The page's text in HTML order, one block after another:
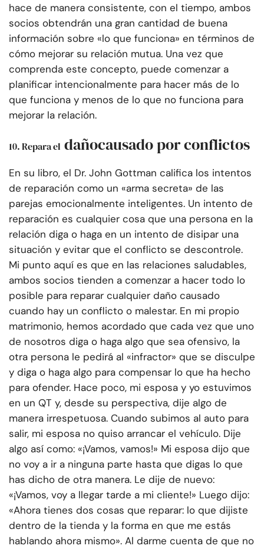
hace de manera consistente, con el tiempo, ambos
socios obtendrán una gran cantidad de buena
información sobre «lo que funciona» en términos de
cómo mejorar su relación mutua. Una vez que
comprenda este concepto, puede comenzar a
planificar intencionalmente para hacer más de lo
que funciona y menos de lo que no funciona para
mejorar la relación.
10. Repara el dañocausado porconflictos
En su libro, el Dr. John Gottman califica los intentos
de reparación como un «arma secreta» de las
parejas emocionalmente inteligentes. Un intento de
reparación es cualquier cosa que una persona en la
relación diga o haga en un intento de disipar una
situación y evitar que el conflicto se descontrole.
Mi punto aquí es que en las relaciones saludables,
ambos socios tienden a comenzar a hacer todo lo
posible para reparar cualquier daño causado
cuando hay un conflicto o malestar. En mi propio
matrimonio, hemos acordado que cada vez que uno
de nosotros diga o haga algo que sea ofensivo, la
otra persona le pedirá al «infractor» que se disculpe
y diga o haga algo para compensar lo que ha hecho
para ofender. Hace poco, mi esposa y yo estuvimos
en un QT y, desde su perspectiva, dije algo de
manera irrespetuosa. Cuando subimos al auto para
salir, mi esposa no quiso arrancar el vehículo. Dije
algo así como: «¡Vamos, vamos!» Mi esposa dijo que
no voy a ir a ninguna parte hasta que digas lo que
has dicho de otra manera. Le dije de nuevo:
«¡Vamos, voy a llegar tarde a mi cliente!» Luego dijo:
«Ahora tienes dos cosas que reparar: lo que dijiste
dentro de la tienda y la forma en que me estás
hablando ahora mismo». Al darme cuenta de que no